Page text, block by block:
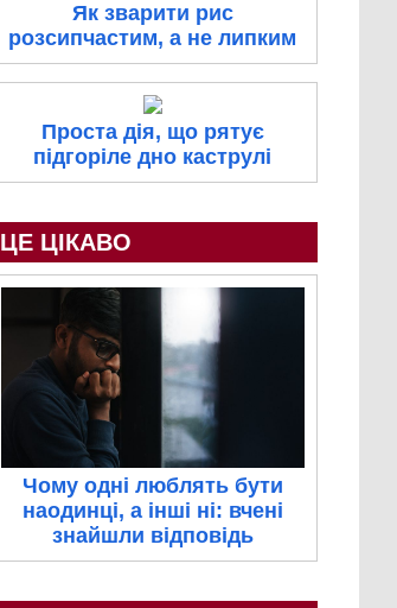
Як зварити рис
розсипчастим, а не липким
Проста дія, що рятує
підгоріле дно каструлі
ЦЕ ЦІКАВО
Чому одні люблять бути
наодинці, а інші ні: вчені
знайшли відповідь